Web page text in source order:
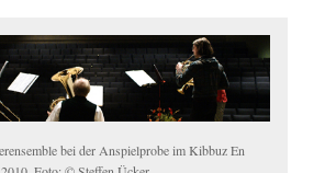
bei der Anspielprobe im Kibbuz En